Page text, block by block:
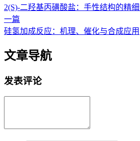
2(S)-二羟基丙磺酸盐：手性结构的精
一篇
硅氢加成反应：机理、催化与合成应用
文章导航
发表评论